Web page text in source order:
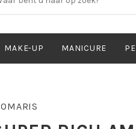
MAKE-UP MANICURE